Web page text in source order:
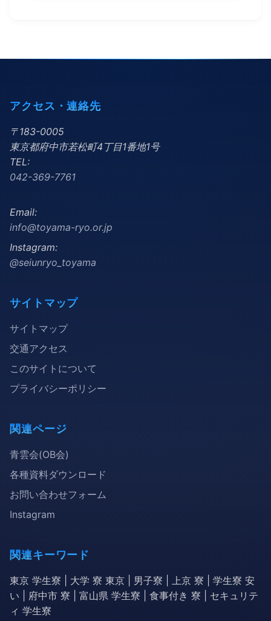
アクセス・連絡先
〒183-0005
東京都府中市若松町4丁目1番地1号
TEL:
042-369-7761
Email:
info@toyama-ryo.or.jp
Instagram:
@seiunryo_toyama
サイトマップ
サイトマップ
交通アクセス
このサイトについて
プライバシーポリシー
関連ページ
青雲会(OB会)
各種資料ダウンロード
お問い合わせフォーム
Instagram
関連キーワード
東京 学生寮 | 大学 寮 東京 | 男子寮 | 上京 寮 | 学生寮 安
い | 府中市 寮 | 富山県 学生寮 | 食事付き 寮 | セキュリテ
ィ 学生寮